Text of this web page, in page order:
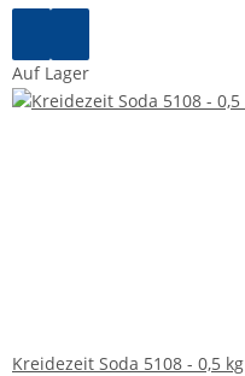
Auf Lager
Kreidezeit Soda 5108 - 0,5 kg